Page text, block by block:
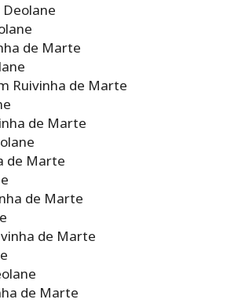
de Marte
Ruivinha de Marte
de Marte
de Marte
de Marte
de Marte
de Marte